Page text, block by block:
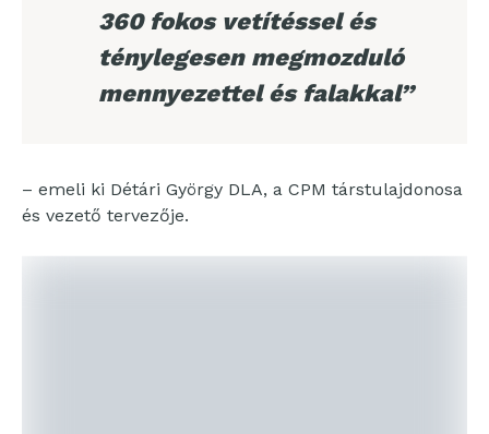
360 fokos vetítéssel és
ténylegesen megmozduló
mennyezettel és falakkal”
– emeli ki Détári György DLA, a CPM társtulajdonosa
és vezető tervezője.